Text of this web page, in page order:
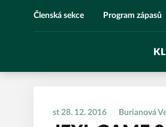
Členská sekce Program zápasů
st 28. 12. 2016 Burianová